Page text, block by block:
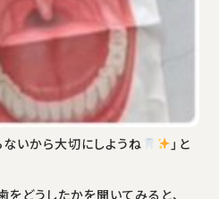
いから大切にしようね
」と
をどうしたかを聞いてみると、